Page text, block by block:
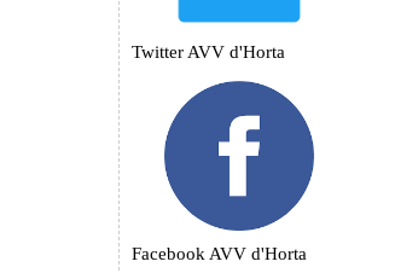
Twitter AVV d'Horta
Facebook AVV d'Horta